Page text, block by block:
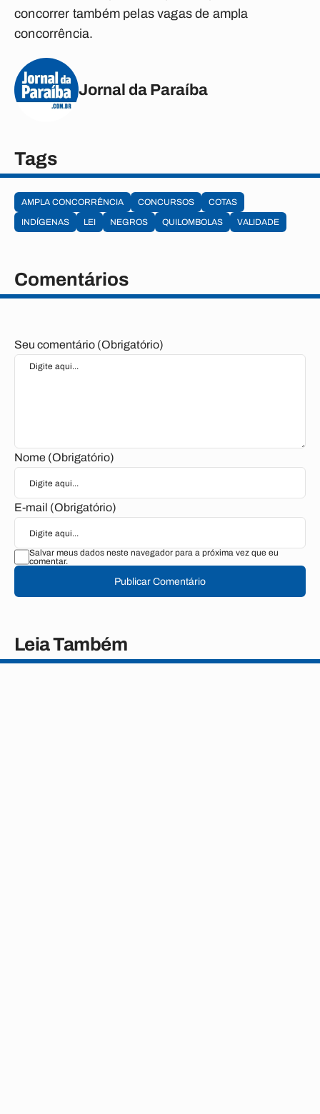
concorrer também pelas vagas de ampla
concorrência.
Jornal da Paraíba
Tags
AMPLA CONCORRÊNCIA CONCURSOS
COTAS
INDÍGENAS
LEI NEGROS QUILOMBOLAS VALIDADE
Comentários
Seu comentário (Obrigatório)
Nome (Obrigatório)
E-mail (Obrigatório)
Salvar meus dados neste navegador para a próxima vez que eu
comentar.
Publicar Comentário
Leia Também